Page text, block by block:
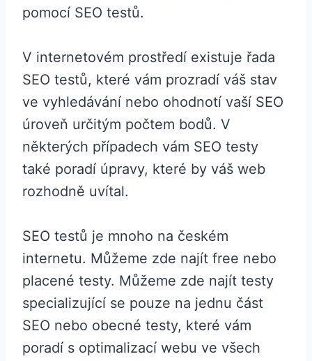
pomocí SEO testů.
V internetovém prostředí existuje řada
SEO testů, které vám prozradí váš stav
ve vyhledávání nebo ohodnotí vaší SEO
úroveň určitým počtem bodů. V
některých případech vám SEO testy
také poradí úpravy, které by váš web
rozhodně uvítal.
SEO testů je mnoho na českém
internetu. Můžeme zde najít free nebo
placené testy. Můžeme zde najít testy
specializující se pouze na jednu část
SEO nebo obecné testy, které vám
poradí s optimalizací webu ve všech